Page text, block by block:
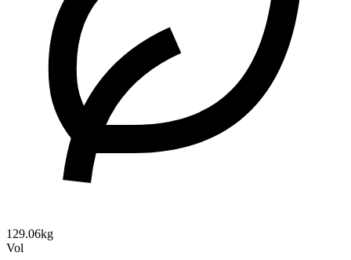
129.06kg
Vol